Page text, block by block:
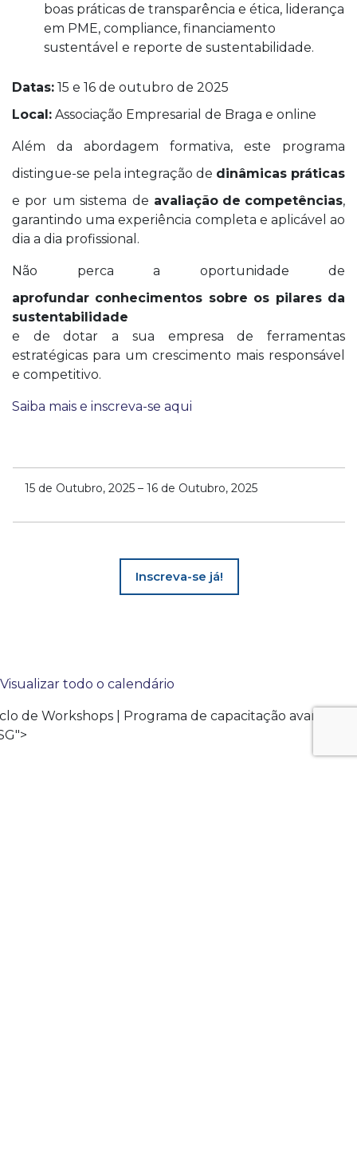
boas práticas de transparência e ética, liderança
em PME, compliance, financiamento
sustentável e reporte de sustentabilidade.
Datas: 15 e 16 de outubro de 2025
Local: Associação Empresarial de Braga e online
Além da abordagem formativa, este programa
distingue-se pela integração de dinâmicas práticas
e por um sistema de avaliação de competências,
garantindo uma experiência completa e aplicável ao
dia a dia profissional.
Não perca a oportunidade de
aprofundar conhecimentos sobre os pilares da
sustentabilidade
e de dotar a sua empresa de ferramentas
estratégicas para um crescimento mais responsável
e competitivo.
Saiba mais e inscreva-se aqui
15 de Outubro, 2025 – 16 de Outubro, 2025
Inscreva-se já!
Visualizar todo o calendário
de Workshops | Programa de capacitação avançada